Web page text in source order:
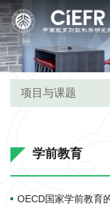
项目与课题
学前教育
OECD国家学前教育